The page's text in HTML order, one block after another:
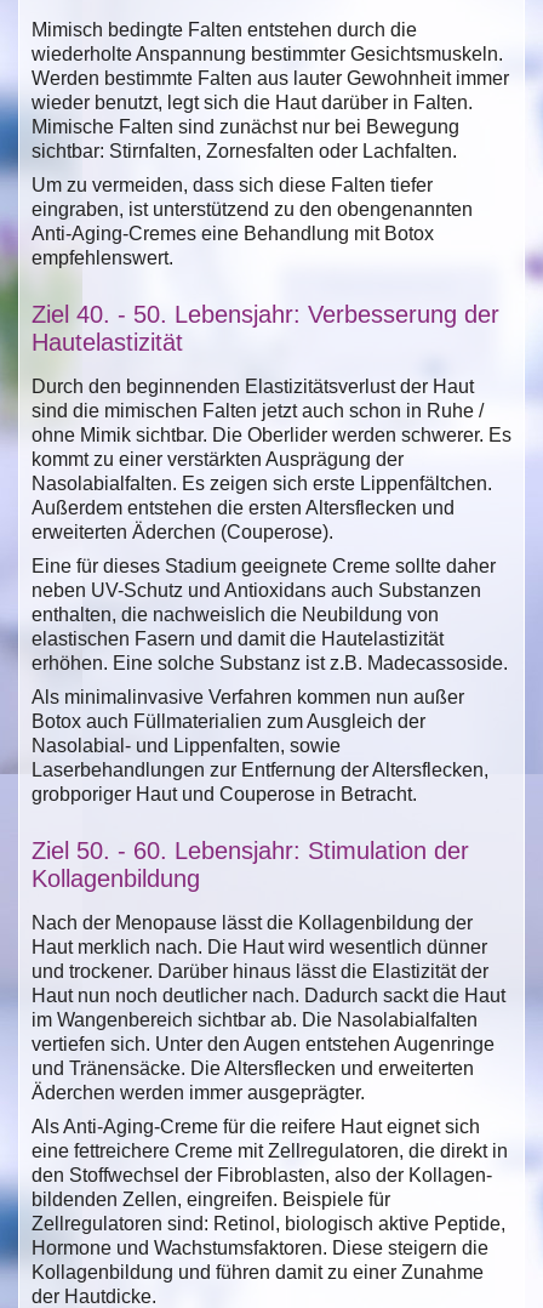
Mimisch bedingte Falten entstehen durch die
wiederholte Anspannung bestimmter Gesichtsmuskeln.
Werden bestimmte Falten aus lauter Gewohnheit immer
wieder benutzt, legt sich die Haut darüber in Falten.
Mimische Falten sind zunächst nur bei Bewegung
sichtbar: Stirnfalten, Zornesfalten oder Lachfalten.
Um zu vermeiden, dass sich diese Falten tiefer
eingraben, ist unterstützend zu den obengenannten
Anti-Aging-Cremes eine Behandlung mit Botox
empfehlenswert.
Ziel 40. - 50. Lebensjahr: Verbesserung der
Hautelastizität
Durch den beginnenden Elastizitätsverlust der Haut
sind die mimischen Falten jetzt auch schon in Ruhe /
ohne Mimik sichtbar. Die Oberlider werden schwerer. Es
kommt zu einer verstärkten Ausprägung der
Nasolabialfalten. Es zeigen sich erste Lippenfältchen.
Außerdem entstehen die ersten Altersflecken und
erweiterten Äderchen (Couperose).
Eine für dieses Stadium geeignete Creme sollte daher
neben UV-Schutz und Antioxidans auch Substanzen
enthalten, die nachweislich die Neubildung von
elastischen Fasern und damit die Hautelastizität
erhöhen. Eine solche Substanz ist z.B. Madecassoside.
Als minimalinvasive Verfahren kommen nun außer
Botox auch Füllmaterialien zum Ausgleich der
Nasolabial- und Lippenfalten, sowie
Laserbehandlungen zur Entfernung der Altersflecken,
grobporiger Haut und Couperose in Betracht.
Ziel 50. - 60. Lebensjahr: Stimulation der
Kollagenbildung
Nach der Menopause lässt die Kollagenbildung der
Haut merklich nach. Die Haut wird wesentlich dünner
und trockener. Darüber hinaus lässt die Elastizität der
Haut nun noch deutlicher nach. Dadurch sackt die Haut
im Wangenbereich sichtbar ab. Die Nasolabialfalten
vertiefen sich. Unter den Augen entstehen Augenringe
und Tränensäcke. Die Altersflecken und erweiterten
Äderchen werden immer ausgeprägter.
Als Anti-Aging-Creme für die reifere Haut eignet sich
eine fettreichere Creme mit Zellregulatoren, die direkt in
den Stoffwechsel der Fibroblasten, also der Kollagen-
bildenden Zellen, eingreifen. Beispiele für
Zellregulatoren sind: Retinol, biologisch aktive Peptide,
Hormone und Wachstumsfaktoren. Diese steigern die
Kollagenbildung und führen damit zu einer Zunahme
der Hautdicke.